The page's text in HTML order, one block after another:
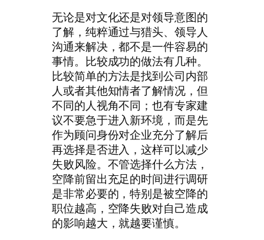
无论是对文化还是对领导意图的
了解，纯粹通过与猎头、领导人
沟通来解决，都不是一件容易的
事情。比较成功的做法有几种。
比较简单的方法是找到公司内部
人或者其他知情者了解情况，但
不同的人视角不同；也有专家建
议不要急于进入新环境，而是先
作为顾问身份对企业充分了解后
再选择是否进入，这样可以减少
失败风险。不管选择什么方法，
空降前留出充足的时间进行调研
是非常必要的，特别是被空降的
职位越高，空降失败对自己造成
的影响越大，就越要谨慎。